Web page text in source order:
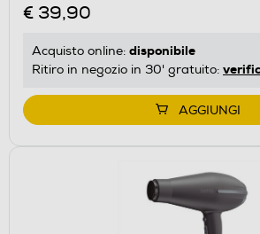
€ 39,90
Acquisto online: disponibile
Ritiro in negozio in 30' gratuito:
AGGIUNGI